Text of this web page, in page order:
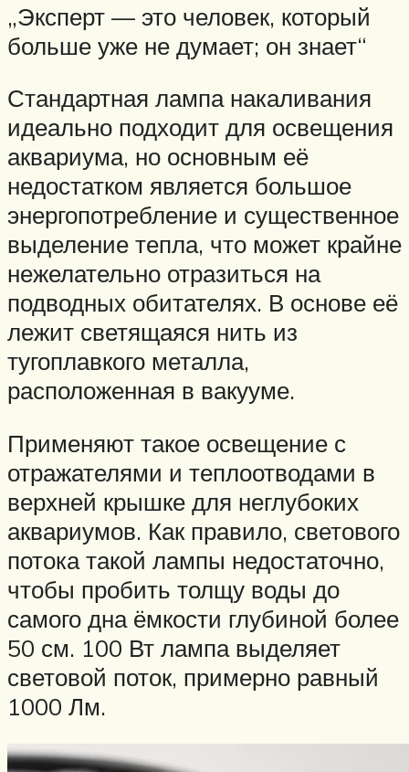
„Эксперт — это человек, который
больше уже не думает; он знает“
Стандартная лампа накаливания
идеально подходит для освещения
аквариума, но основным её
недостатком является большое
энергопотребление и существенное
выделение тепла, что может крайне
нежелательно отразиться на
подводных обитателях. В основе её
лежит светящаяся нить из
тугоплавкого металла,
расположенная в вакууме.
Применяют такое освещение с
отражателями и теплоотводами в
верхней крышке для неглубоких
аквариумов. Как правило, светового
потока такой лампы недостаточно,
чтобы пробить толщу воды до
самого дна ёмкости глубиной более
50 см. 100 Вт лампа выделяет
световой поток, примерно равный
1000 Лм.